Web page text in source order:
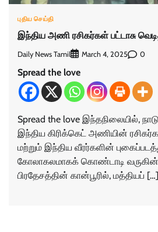
புதிய செய்தி
இந்திய அணி ரசிகர்கள் பட்டாசு
Daily News Tamil March 4, 2025 0
Spread the love
Spread the love இந்தநிலையில்,
இந்திய கிரிக்கெட் அணியின்
மற்றும் இந்திய வீரர்களின்
கோலாகலமாகக் கொண்டாடி
பிரதேசத்தின் கான்பூரில், மத்தியப் […]